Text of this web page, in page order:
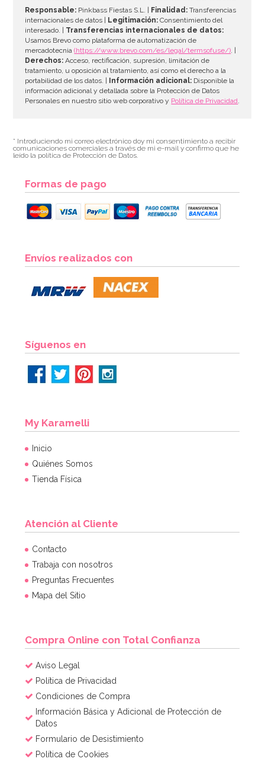
Responsable: Pinkbass Fiestas S.L. | Finalidad: Transferencias
internacionales de datos |
Legitimación: Consentimiento del
interesado. | Transferencias internacionales de datos:
Usamos Brevo como plataforma de automatización de
mercadotecnia(https://www.brevo.com/es/legal/termsofuse/). |
Derechos: Acceso, rectificación, supresión, limitación de
tratamiento, u oposición al tratamiento, así como el derecho a la
portabilidad de los datos. |
Información adicional: Disponible la
información adicional y detallada sobre la Protección de Datos
Personales en nuestro sitio web corporativo y Política de Privacidad.
* Introduciendo mi correo electrónico doy mi consentimiento a recibir
comunicaciones comerciales a través de mi e-mail y confirmo que he
leído la política de Protección de Datos.
Formas de pago
Envíos realizados con
Síguenos en
My Karamelli
Inicio
Quiénes Somos
Tienda Física
Atención al Cliente
Contacto
Trabaja con nosotros
Preguntas Frecuentes
Mapa del Sitio
Compra Online con Total Confianza
Aviso Legal
Política de Privacidad
Condiciones de Compra
Información Básica y Adicional de Protección de
Datos
Formulario de Desistimiento
Política de Cookies